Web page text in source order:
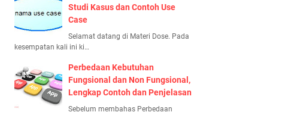
Studi Kasus dan Contoh Use
Case
Selamat datang di Materi Dose. Pada
kesempatan kali ini ki…
Perbedaan Kebutuhan
Fungsional dan Non Fungsional,
Lengkap Contoh dan Penjelasan
Sebelum membahas Perbedaan